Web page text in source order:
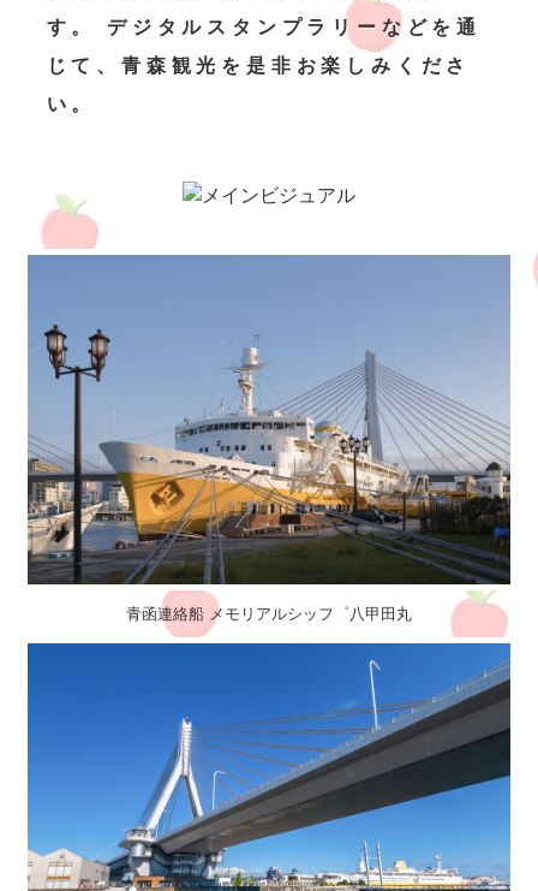
す。
デジタルスタンプラリーなどを通
じて、青森観光を是非お楽しみくださ
い。
青函連絡船 メモリアルシッフ゜八甲田丸